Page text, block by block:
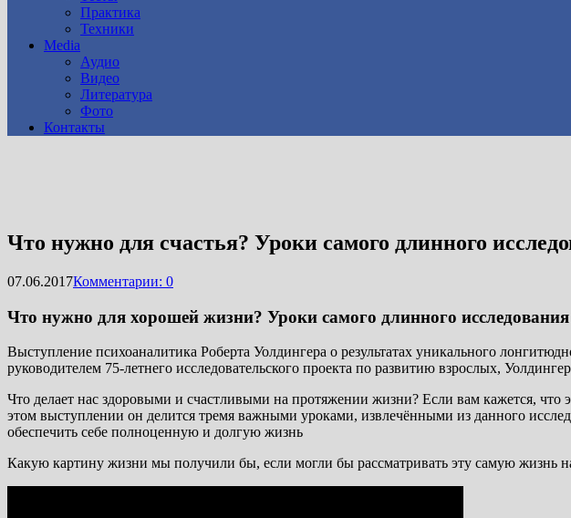
Практика
Техники
Media
Аудио
Видео
Литература
Фото
Контакты
Что нужно для счастья? Уроки самого длинного
07.06.2017Комментарии: 0
Что нужно для хорошей жизни? Уроки самого длинного исследования
Выступление психоаналитика Роберта Уолдингера о результатах уникального
руководителем 75-летнего исследовательского проекта по развитию взрослых,
Что делает нас здоровыми и счастливыми на протяжении жизни? Если вам кажется,
этом выступлении он делится тремя важными уроками, извлечёнными из данного
обеспечить себе полноценную и долгую жизнь
Какую картину жизни мы получили бы, если могли бы рассматривать эту самую жизнь